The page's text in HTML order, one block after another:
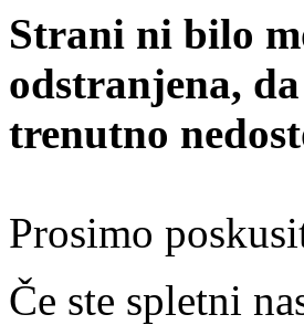
Strani ni bilo
odstranjena,
trenutno
Prosimo
Če ste spletni